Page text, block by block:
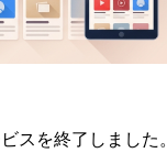
スを終了しました